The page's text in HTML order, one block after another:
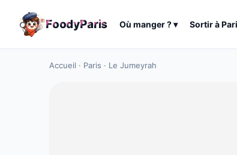
FoodyParis Où manger ?▾ Sortir à
Accueil · Paris · Le Jumeyrah